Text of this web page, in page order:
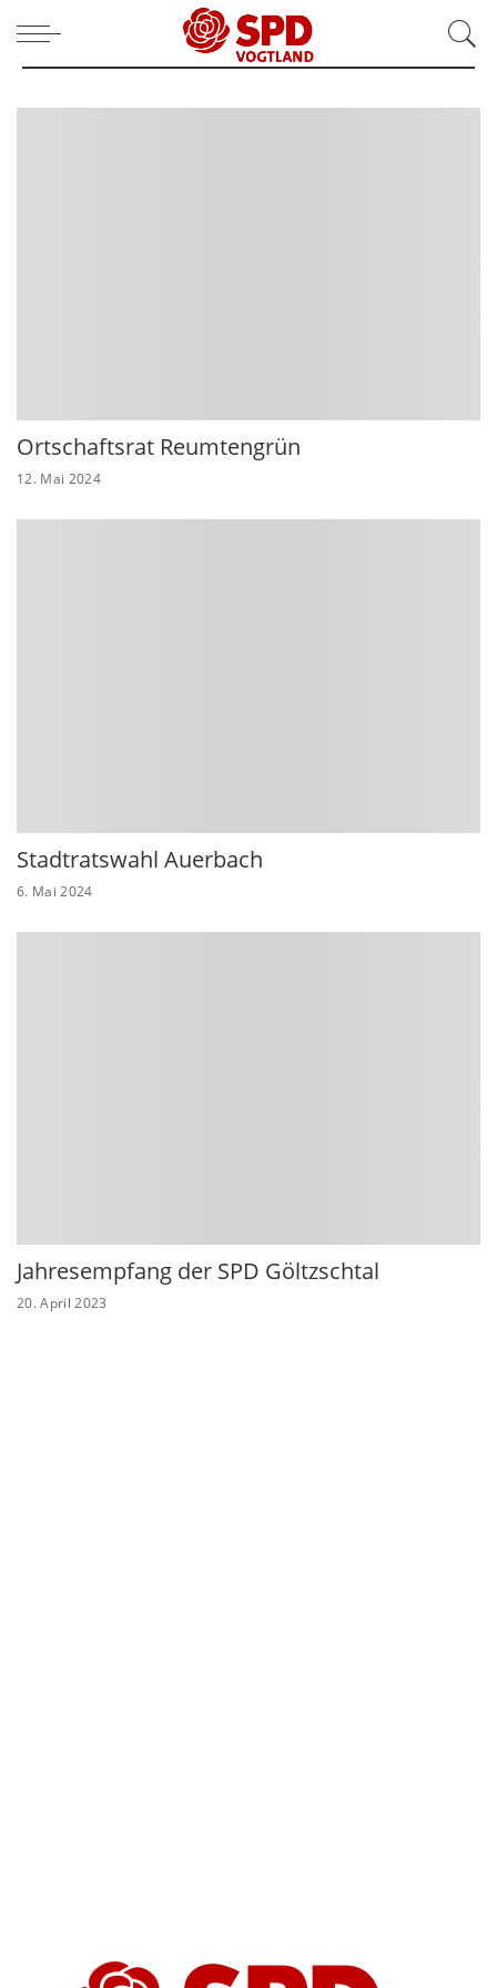
Ortschaftsrat Reumtengrün
12. Mai 2024
Stadtratswahl Auerbach
6. Mai 2024
Jahresempfang der SPD Göltzschtal
20. April 2023